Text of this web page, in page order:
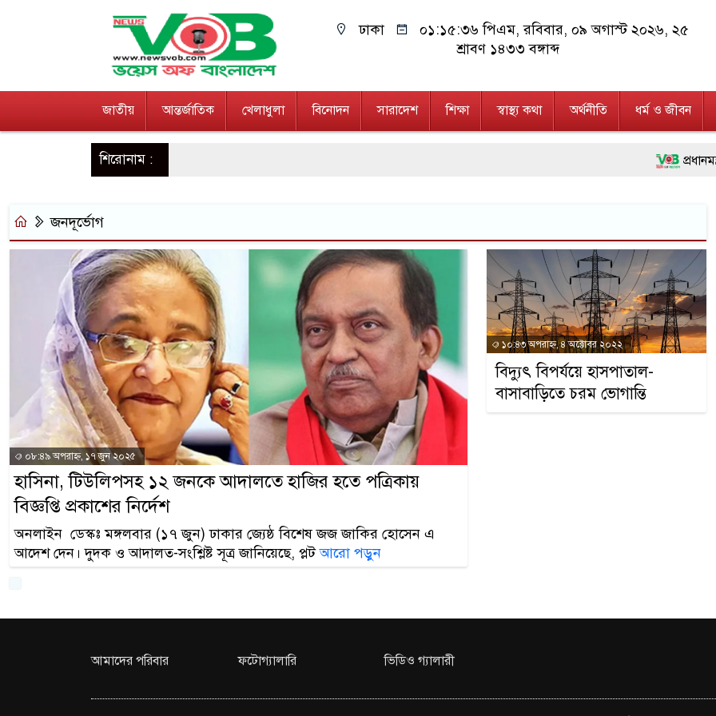
ঢাকা ০১:১৫:৩৭ পিএম, রবিবার, ০৯ অগাস্ট ২০২৬, ২৫
শ্রাবণ ১৪৩৩ বঙ্গাব্দ
জাতীয় আন্তর্জাতিক খেলাধুলা বিনোদন সারাদেশ শিক্ষা স্বাস্থ্য কথা অর্থনীতি ধর্ম ও জীবন
শিরোনাম : প্রধানমন্ত্রী
মাননীয়
জনগণ
২৮ লাখ
নেতৃত্ব ও
জনদূর্ভোগ
০৮:৪৯ অপরাহ্ন, ১৭ জুন ২০২৫
হাসিনা, টিউলিপসহ ১২ জনকে আদালতে হাজির হতে পত্রিকায়
বিজ্ঞপ্তি প্রকাশের নির্দেশ
অনলাইন ডেস্কঃ মঙ্গলবার (১৭ জুন) ঢাকার জ্যেষ্ঠ বিশেষ জজ জাকির হোসেন এ
আদেশ দেন। দুদক ও আদালত-সংশ্লিষ্ট সূত্র জানিয়েছে, প্লটআরো পড়ুন
১০:৪৩ অপরাহ্ন, ৪ অক্টোবর ২০২২
বিদ্যুৎ বিপর্যয়ে হাসপাতাল-
বাসাবাড়িতে চরম ভোগান্তি
আমাদের পরিবার ফটোগ্যালারি ভিডিও গ্যালারী